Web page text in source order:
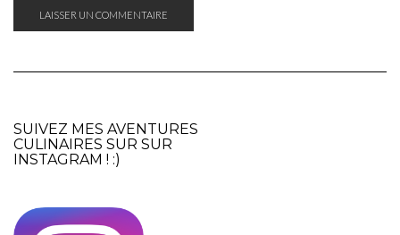
SUIVEZ MES AVENTURES
CULINAIRES SUR SUR
INSTAGRAM ! :)